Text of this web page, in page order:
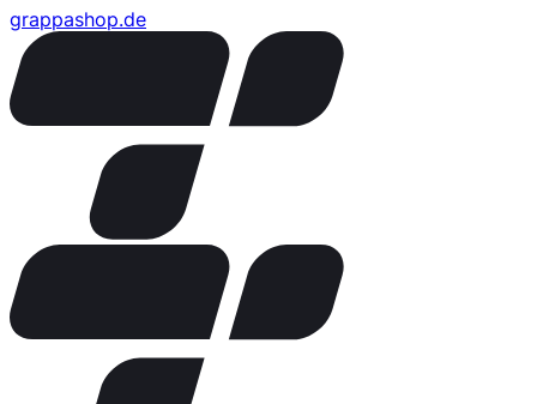
grappashop.de